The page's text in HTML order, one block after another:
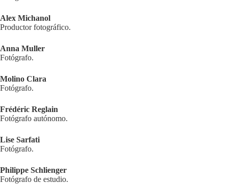
Alex Michanol
Productor fotográfico.
Anna Muller
Fotógrafo.
Molino Clara
Fotógrafo.
Frédéric Reglain
Fotógrafo autónomo.
Lise Sarfati
Fotógrafo.
Philippe Schlienger
Fotógrafo de estudio.